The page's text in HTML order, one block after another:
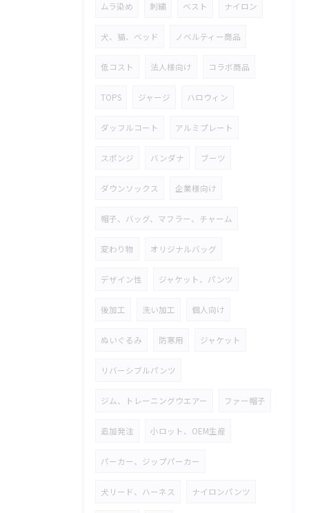
ムラ染め 刺繍 ベスト ナイロン
犬、猫、ベッド ノベルティー商品
低コスト 法人様向け コラボ商品
TOPS ジャージ ハロウィン
ダッフルコート アルミプレート
スポンジ バンダナ ブーツ
ダウンソックス 企業様向け
帽子、バッグ、マフラー、チャーム
変わり物 オリジナルバッグ
デザイン性 ジャケット、パンツ
後加工 洗い加工 個人向け
ぬいぐるみ 防寒用 ジャケット
リバーシブルパンツ
ジム、トレーニングウエアー ファー帽子
追加発注 小ロット、OEM生産
パーカー、ジップパーカー
犬リード、ハーネス ナイロンパンツ